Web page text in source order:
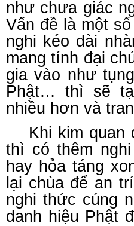
như chưa giác
Vấn đề là một
nghi kéo dài
mang tính đại
gia vào như
Phật… thì sẽ
nhiều hơn và
Khi kim
thì có thêm
hay hỏa táng
lại chùa để an
nghi thức cúng
danh hiệu Phật